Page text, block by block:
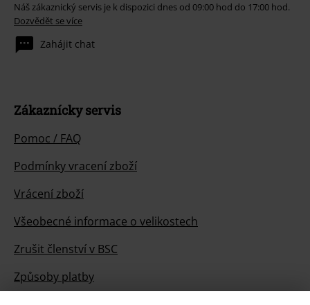
Náš zákaznický servis je k dispozici dnes od 09:00 hod do 17:00 hod.
Dozvědět se více
Zahájit chat
Zákaznícky servis
Pomoc / FAQ
Podmínky vracení zboží
Vrácení zboží
Všeobecné informace o velikostech
Zrušit členství v BSC
Způsoby platby